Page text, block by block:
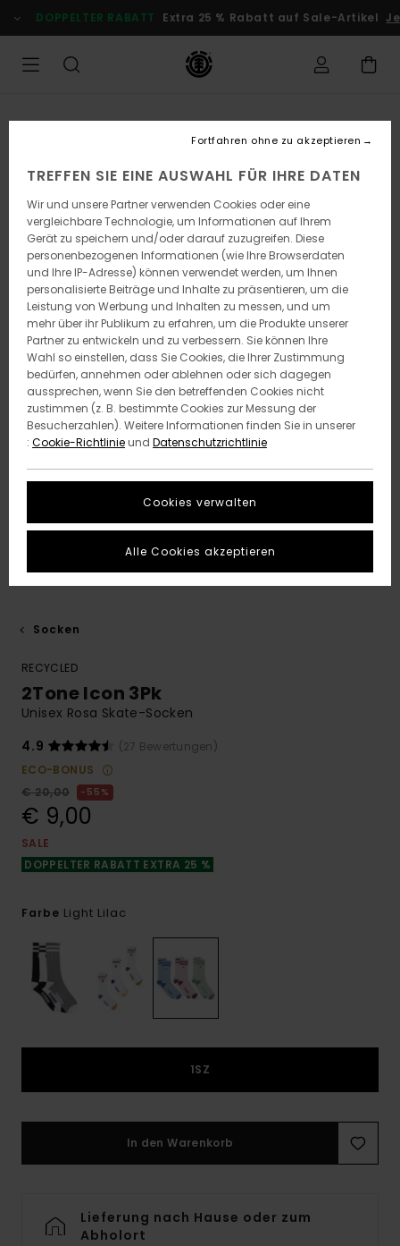
zur
Produktinformation
DOPPELTER RABATT Extra 25 % Rabatt auf Sale-Artikel
Socken
RECYCLED
2Tone Icon 3Pk
Unisex Rosa Skate-Socken
4.9
(27 Bewertungen)
ECO-BONUS
€ 20,00
55%
€ 9,00
SALE
DOPPELTER RABATT EXTRA 25 %
Farbe Light Lilac
1SZ
In den Warenkorb
Lieferung nach Hause oder zum
Abholort
TREFFEN SIE EINE AUSWAHL FÜR IHRE DATEN
Wir und unsere Partner verwenden Cookies oder eine
vergleichbare Technologie, um Informationen auf Ihrem
Gerät zu speichern und/oder darauf zuzugreifen. Diese
personenbezogenen Informationen (wie Ihre Browserdaten
und Ihre IP-Adresse) können verwendet werden, um Ihnen
personalisierte Beiträge und Inhalte zu präsentieren, um die
Leistung von Werbung und Inhalten zu messen, und um
mehr über ihr Publikum zu erfahren, um die Produkte unserer
Partner zu entwickeln und zu verbessern. Sie können Ihre
Wahl so einstellen, dass Sie Cookies, die Ihrer Zustimmung
bedürfen, annehmen oder ablehnen oder sich dagegen
aussprechen, wenn Sie den betreffenden Cookies nicht
zustimmen (z. B. bestimmte Cookies zur Messung der
Besucherzahlen). Weitere Informationen finden Sie in unserer
: Cookie-Richtlinieund Datenschutzrichtlinie
Cookies verwalten
Fortfahren ohne zu akzeptieren
Alle Cookies akzeptieren